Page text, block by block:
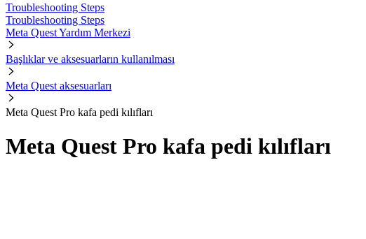
Troubleshooting Steps
Troubleshooting Steps
Meta Quest Yardım Merkezi
Başlıklar ve aksesuarların kullanılması
Meta Quest aksesuarları
Meta Quest Pro kafa pedi kılıfları
Meta Quest Pro kafa pedi kılıfları